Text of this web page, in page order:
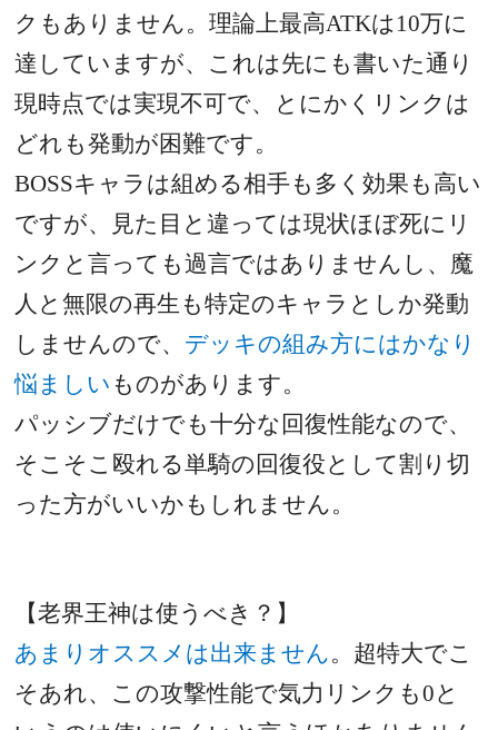
クもありません。理論上最高ATKは 10万に
達していますが、これは先にも書いた通り
現時点では実現不可で、とにかくリンクは
どれも発動が困難です。
BOSSキャラは組める相手も多く効果も高い
ですが、見た目と違っては現状ほぼ死にリ
ンクと言っても過言ではありませんし、魔
人と無限の再生も特定のキャラとしか発動
しませんので、 デッキの組み方にはかなり
悩ましい ものがあります。
パッシブだけでも十分な回復性能なので、
そこそこ殴れる単騎の回復役として割り切
った方がいいかもしれません。
【老界王神は使うべき？】
あまりオススメは出来ません。超特大でこ
そあれ、この攻撃性能で気力リンクも0と